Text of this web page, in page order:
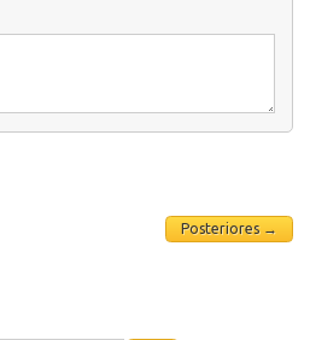
Posteriores →